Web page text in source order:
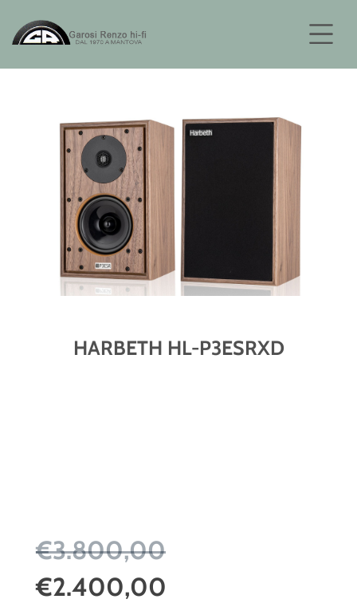
HARBETH HL-P3ESRXD
€3.800,00
€2.400,00